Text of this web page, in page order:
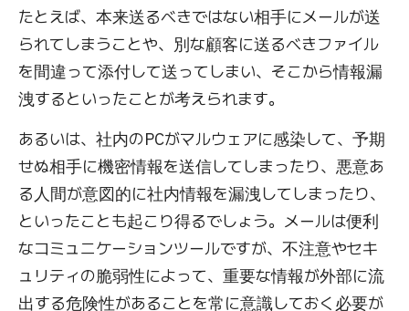
たとえば、本来送るべきではない相手にメールが送
られてしまうことや、別な顧客に送るべきファイル
を間違って添付して送ってしまい、そこから情報漏
洩するといったことが考えられます。
あるいは、社内のPCがマルウェアに感染して、予期
せぬ相手に機密情報を送信してしまったり、悪意あ
る人間が意図的に社内情報を漏洩してしまったり、
といったことも起こり得るでしょう。メールは便利
なコミュニケーションツールですが、不注意やセキ
ュリティの脆弱性によって、重要な情報が外部に流
出する危険性があることを常に意識しておく必要が